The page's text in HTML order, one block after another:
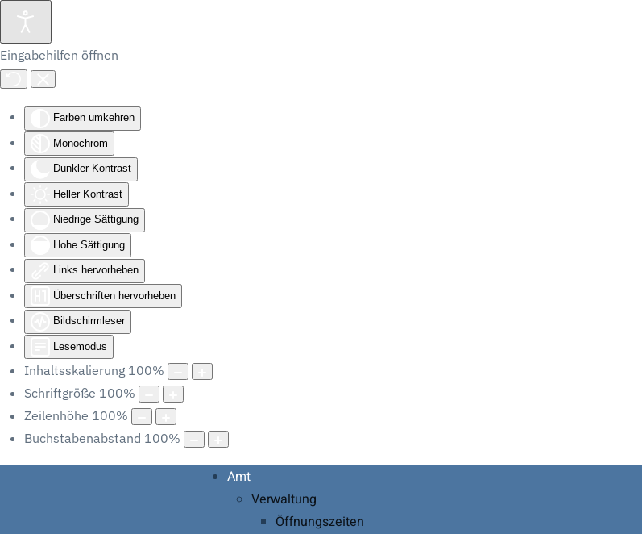
Eingabehilfen öffnen
Farben umkehren
Monochrom
Dunkler Kontrast
Heller Kontrast
Niedrige Sättigung
Hohe Sättigung
Links hervorheben
Überschriften hervorheben
Bildschirmleser
Lesemodus
Inhaltsskalierung 100%
Schriftgröße 100%
Zeilenhöhe 100%
Buchstabenabstand 100%
Amt
Verwaltung
Öffnungszeiten